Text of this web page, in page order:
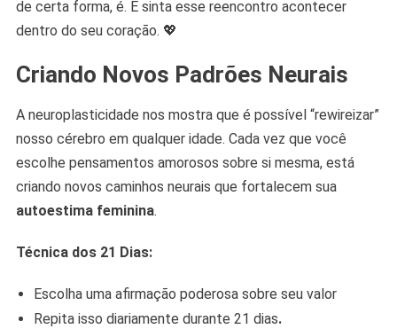
de certa forma, é. E sinta esse reencontro acontecer
dentro do seu coração. 💖
Criando Novos Padrões Neurais
A neuroplasticidade nos mostra que é possível “rewireizar”
nosso cérebro em qualquer idade. Cada vez que você
escolhe pensamentos amorosos sobre si mesma, está
criando novos caminhos neurais que fortalecem sua
autoestima feminina.
Técnica dos 21 Dias:
Escolha uma afirmação poderosa sobre seu valor
Repita isso diariamente durante 21 dias.